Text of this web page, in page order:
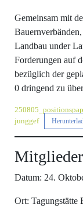
Gemeinsam mit
Landbau under
Forderungen auf
bezüglich der
0 dringend zu
junggef
Datum: 24.
Ort: Tagungstätte